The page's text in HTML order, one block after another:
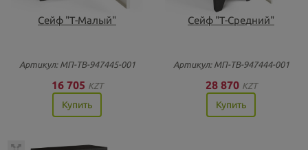
Сейф "Т-Малый"
Артикул: МП-ТВ-947445-001
16 705 KZT
Купить
Сейф "Т-Средний"
Артикул: МП-ТВ-947444-001
28 870 KZT
Купить